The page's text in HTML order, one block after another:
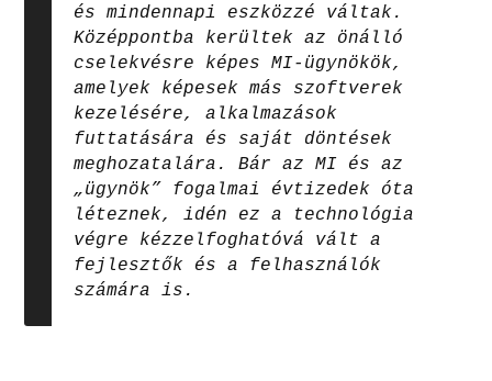
és mindennapi eszközzé váltak.
Középpontba kerültek az önálló
cselekvésre képes MI-ügynökök,
amelyek képesek más szoftverek
kezelésére, alkalmazások
futtatására és saját döntések
meghozatalára. Bár az MI és az
„ügynök” fogalmai évtizedek óta
léteznek, idén ez a technológia
végre kézzelfoghatóvá vált a
fejlesztők és a felhasználók
számára is.